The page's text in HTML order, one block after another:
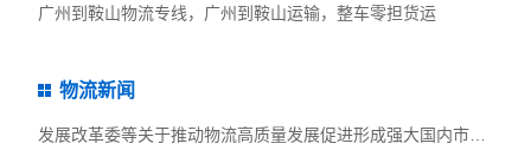
广州到鞍山物流专线，广州到鞍山运输，整车零担货运
物流新闻